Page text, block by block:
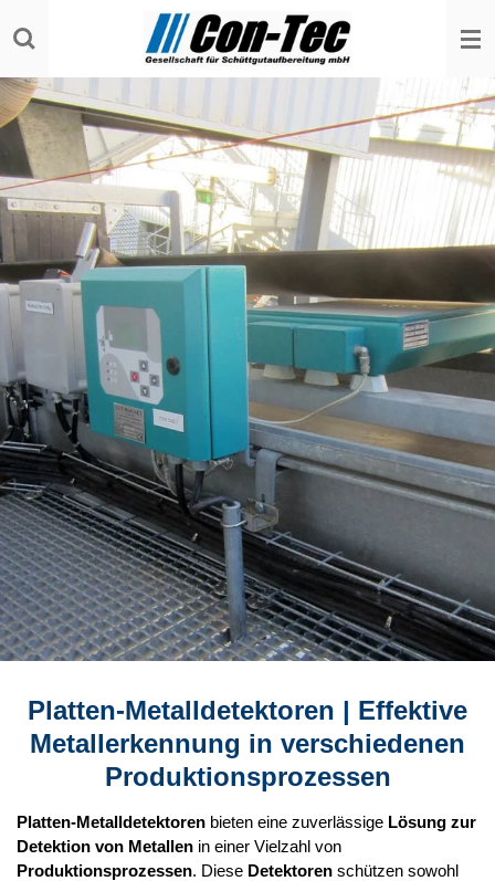
Hauptinhalt
Platten-Metalldetektoren | Effektive
Metallerkennung in verschiedenen
Produktionsprozessen
Platten-Metalldetektoren bieten eine zuverlässige Lösung zur
Detektion von Metallen in einer Vielzahl von
Produktionsprozessen. Diese Detektoren schützen sowohl